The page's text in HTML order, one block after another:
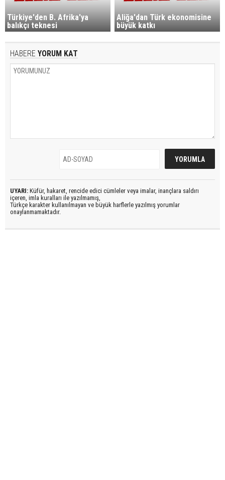
Türkiye'den B. Afrika'ya
balıkçı teknesi
Aliğa'dan Türk ekonomisine
büyük katkı
HABERE YORUM KAT
UYARI: Küfür, hakaret, rencide edici cümleler veya imalar, inançlara saldırı
içeren, imla kuralları ile yazılmamış,
Türkçe karakter kullanılmayan ve büyük harflerle yazılmış yorumlar
onaylanmamaktadır.